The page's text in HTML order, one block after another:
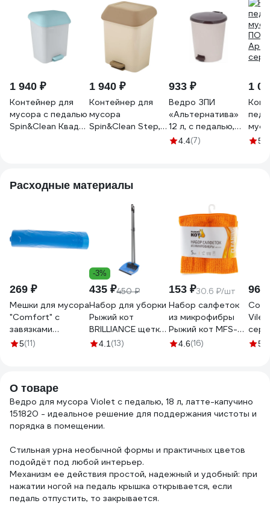
1 940 ₽
Контейнер для
мусора с педалью
Spin&Clean Квадра
1 940 ₽
Контейнер для
мусора
Spin&Clean Step, с
933 ₽
Ведро ЗПИ
«Альтернатива»
12 л, с педалью,
слоновая кость
4.4(7)
1
5
Расходные материалы
269 ₽
Мешки для мусора
"Comfort" с
завязками
(особопрочные)
5(11)
-3%
435 ₽450 ₽
Набор для уборки
Рыжий кот
BRILLIANCE щетка
для пола + совок
4.1 (13)
153 ₽30.6 ₽/шт
Набор салфеток
из микрофибры
Рыжий кот MFS-
01/5 5 шт., 30х30
4.6(16)
967
5
О товаре
Ведро для мусора Violet с педалью, 18 л, латте-капучино
151820 - идеальное решение для поддержания чистоты и
порядка в помещении.
Стильная урна необычной формы и практичных цветов
подойдёт под любой интерьер.
Механизм ее действия простой, надежный и удобный: при
нажатии ногой на педаль крышка открывается, если
педаль отпустить, то закрывается.